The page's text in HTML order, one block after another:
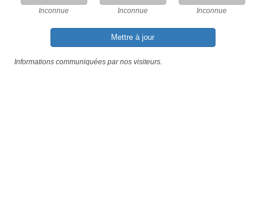
Inconnue Inconnue Inconnue
Mettre à jour
Informations communiquées par nos visiteurs.